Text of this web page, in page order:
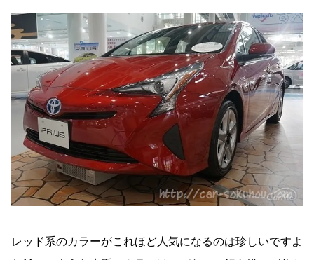
レッド系のカラーがこれほど人気になるのは珍しいですよ